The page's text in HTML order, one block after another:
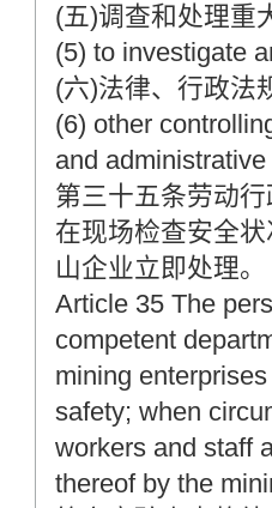
(五)调查和处理重
(5) to investigate
(六)法律、行政法
(6) other
and
第三十五条劳动
在现场检查安全
山企业立即处理。
Article 35 The
competent
mining
safety; when
workers and staff
thereof by the